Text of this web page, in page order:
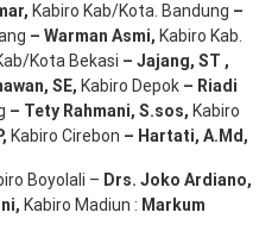
, Kabiro Kab/Kota. Bandung –
– Warman Asmi, Kabiro Kab.
Kota Bekasi – Jajang, ST ,
, SE, Kabiro Depok – Riadi
– Tety Rahmani, S.sos, Kabiro
Kabiro Cirebon – Hartati, A.Md ,
Boyolali – Drs. Joko Ardiano,
, Kabiro Madiun : Markum